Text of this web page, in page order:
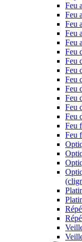
Feu
Feu
Feu
Feu
Feu
Feu
Feu
Feu
Feu
Feu
Feu
Feu
Feu
Feu
Feu